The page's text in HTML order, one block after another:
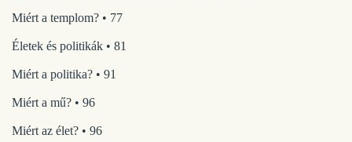
Miért a templom? • 77
Életek és politikák • 81
Miért a politika? • 91
Miért a mű? • 96
Miért az élet? • 96